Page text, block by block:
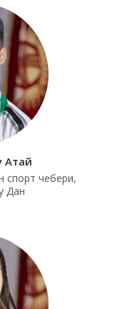
Атай
спорт чебери,
Дан